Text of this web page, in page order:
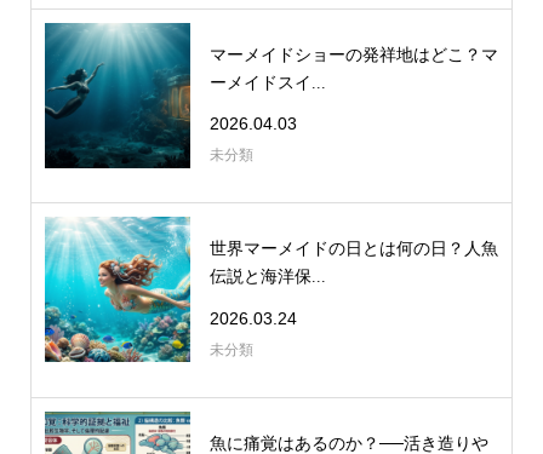
マーメイドショーの発祥地はどこ？マ
ーメイドスイ...
2026.04.03
未分類
世界マーメイドの日とは何の日？人魚
伝説と海洋保...
2026.03.24
未分類
魚に痛覚はあるのか？──活き造りや